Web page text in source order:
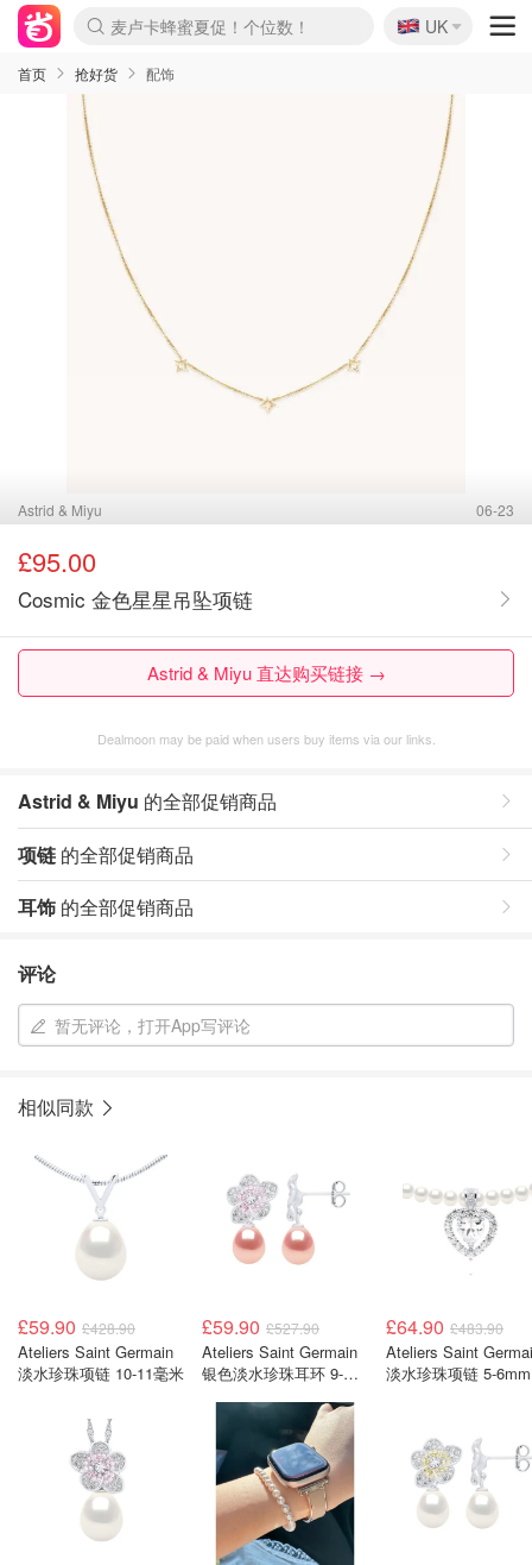
麦卢卡蜂蜜夏促！个位数！
Prada/Miu 4.8折！
啥？必胜客披萨5折！
🇬🇧
UK
首页 抢好货 配饰
Astrid & Miyu 06-23
£95.00
Cosmic 金色星星吊坠项链
Astrid & Miyu 直达购买链接 →
Dealmoon may be paid when users buy items via our links.
Astrid & Miyu 的全部促销商品
项链 的全部促销商品
耳饰 的全部促销商品
评论
暂无评论，打开App写评论
相似同款
£59.90 £428.90
Ateliers Saint Germain
淡水珍珠项链 10-11毫米
£59.90 £527.90
Ateliers Saint Germain
银色淡水珍珠耳环 9-
£64.90 £483.90
Ateliers Saint
淡水珍珠项链 5-6mm